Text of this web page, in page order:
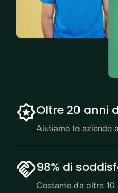
Oltre 20 anni
Aiutiamo le aziende
98% di
Costante da oltre 10